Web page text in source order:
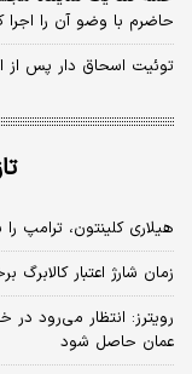
حاضرم با وضو آن را اجرا
توئیت اسحاق دار پس از
هیلاری کلینتون، ترامپ
زمان شارژ اعتبار
رویترز: انتظار می‌رود
عمان حاصل شود